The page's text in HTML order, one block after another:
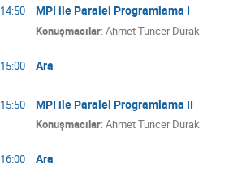
14:50 MPI ile Paralel Programlama I
Konuşmacılar: Ahmet Tuncer Durak
15:00 Ara
15:50 MPI ile Paralel Programlama II
Konuşmacılar: Ahmet Tuncer Durak
16:00 Ara